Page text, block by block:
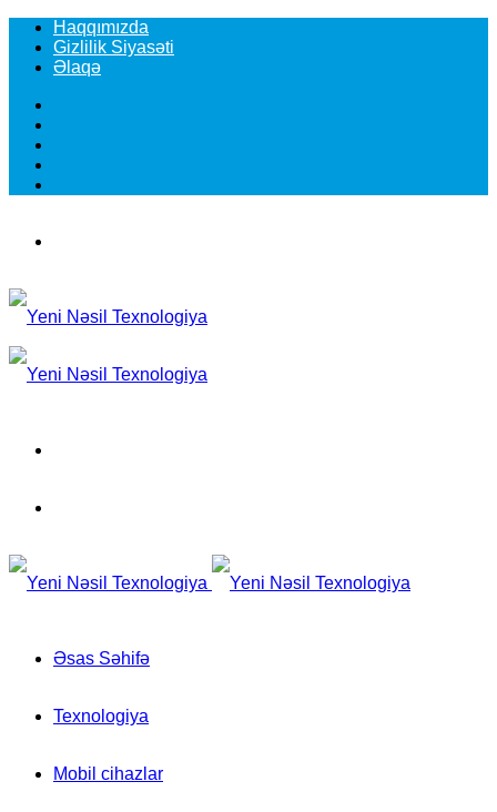
Haqqımızda
Gizlilik Siyasəti
Əlaqə
Əsas Səhifə
Texnologiya
Mobil cihazlar